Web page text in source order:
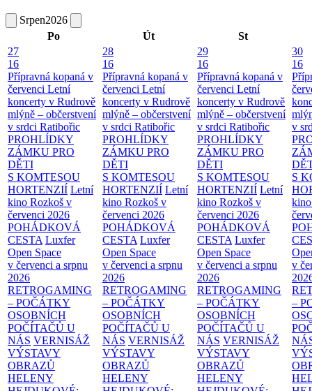
Srpen2026
Po
Út
St
27
16
Přípravná kopaná v
červenci Letní
koncerty v Rudrově
mlýně – občerstvení
v srdci Ratibořic
PROHLÍDKY
ZÁMKU PRO
DĚTI
S KOMTESOU
HORTENZIÍ Letní
kino Rozkoš v
červenci 2026
POHÁDKOVÁ
CESTA Luxfer
Open Space
v červenci a srpnu
2026
RETROGAMING
– POČÁTKY
OSOBNÍCH
POČÍTAČŮ U
NÁS VERNISÁŽ
VÝSTAVY
OBRAZŮ
HELENY
28
16
Přípravná kopaná v
červenci Letní
koncerty v Rudrově
mlýně – občerstvení
v srdci Ratibořic
PROHLÍDKY
ZÁMKU PRO
DĚTI
S KOMTESOU
HORTENZIÍ Letní
kino Rozkoš v
červenci 2026
POHÁDKOVÁ
CESTA Luxfer
Open Space
v červenci a srpnu
2026
RETROGAMING
– POČÁTKY
OSOBNÍCH
POČÍTAČŮ U
NÁS VERNISÁŽ
VÝSTAVY
OBRAZŮ
HELENY
29
16
Přípravná kopaná v
červenci Letní
koncerty v Rudrově
mlýně – občerstvení
v srdci Ratibořic
PROHLÍDKY
ZÁMKU PRO
DĚTI
S KOMTESOU
HORTENZIÍ Letní
kino Rozkoš v
červenci 2026
POHÁDKOVÁ
CESTA Luxfer
Open Space
v červenci a srpnu
2026
RETROGAMING
– POČÁTKY
OSOBNÍCH
POČÍTAČŮ U
NÁS VERNISÁŽ
VÝSTAVY
OBRAZŮ
HELENY
30
16
v
S
v
–